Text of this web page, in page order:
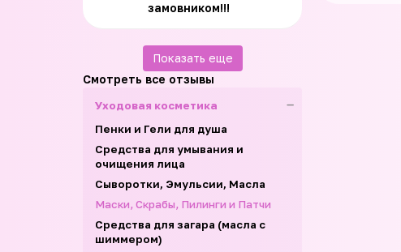
замовником!!!
Показать еще
Смотреть все отзывы
Уходовая косметика
Пенки и Гели для душа
Средства для умывания и
очищения лица
Сыворотки, Эмульсии, Масла
Маски, Скрабы, Пилинги и Патчи
Средства для загара (масла с
шиммером)